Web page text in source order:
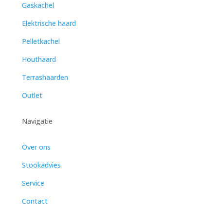
Gaskachel
Elektrische haard
Pelletkachel
Houthaard
Terrashaarden
Outlet
Navigatie
Over ons
Stookadvies
Service
Contact